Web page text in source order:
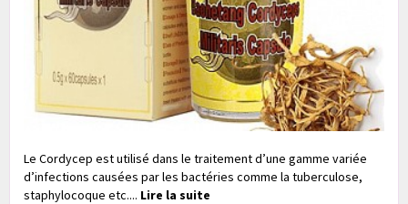
Le Cordycep est utilisé dans le traitement d’une gamme variée
d’infections causées par les bactéries comme la tuberculose,
staphylocoque etc.... Lire la suite